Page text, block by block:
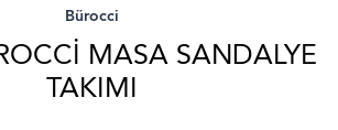
Bürocci
MASA SANDALYE
TAKIMI